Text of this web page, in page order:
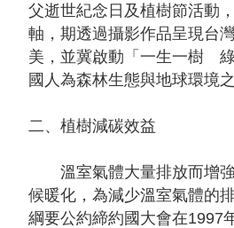
告
回
首
導
覽
父逝世紀念日及植樹節活動
軸，期透過攝影作品呈現台
美，並冀啟動「一生一樹
國人為森林生態與地球環境
二、植樹減碳效益
溫室氣體大量排放而增強
候暖化，為減少溫室氣體的
綱要公約締約國大會在1997